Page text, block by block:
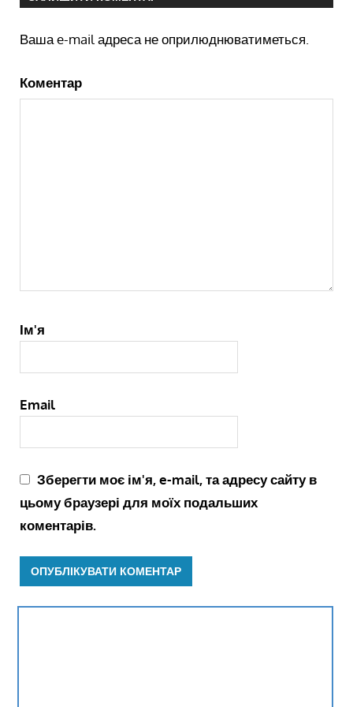
Ваша e-mail адреса не оприлюднюватиметься.
Коментар
Ім'я
Email
Зберегти моє ім'я, e-mail, та адресу сайту в
цьому браузері для моїх подальших
коментарів.